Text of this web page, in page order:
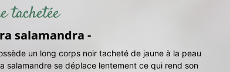
tachetée
salamandra -
un long corps noir tacheté de jaune à la peau
salamandre se déplace lentement ce qui rend son